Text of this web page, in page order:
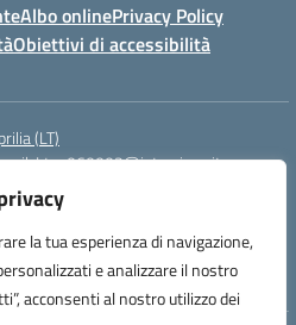
la tua esperienza di navigazione,
e analizzare il nostro
acconsenti al nostro utilizzo dei
Albo onlinePrivacy Policy
Obiettivi di accessibilità
(LT)
Ltps060002@istruzione.it
Ltps060002@pec.istruzione.it